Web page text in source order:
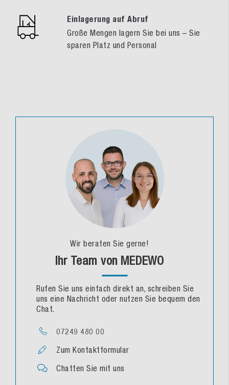
Einlagerung auf Abruf
Große Mengen lagern Sie bei uns – Sie
sparen Platz und Personal
Wir beraten Sie gerne!
Ihr Team von MEDEWO
Rufen Sie uns einfach direkt an, schreiben Sie
uns eine Nachricht oder nutzen Sie bequem den
Chat.
07249 480 00
Zum Kontaktformular
Chatten Sie mit uns